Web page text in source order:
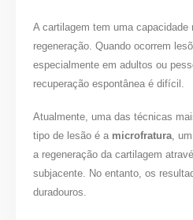
A cartilagem tem uma capacidade
regeneração. Quando ocorrem
especialmente em adultos ou
recuperação espontânea é difícil.
Atualmente, uma das técnicas
tipo de lesão é a microfratura,
a regeneração da cartilagem
subjacente. No entanto, os
duradouros.